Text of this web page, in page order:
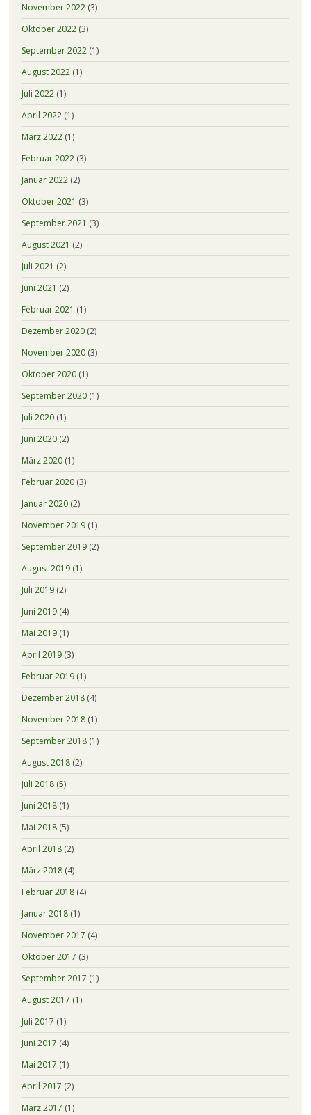
November 2022(3)
Oktober 2022(3)
September 2022(1)
August 2022(1)
Juli 2022(1)
April 2022(1)
März 2022(1)
Februar 2022(3)
Januar 2022(2)
Oktober 2021 (3)
September 2021 (3)
August 2021 (2)
Juli 2021 (2)
Juni 2021 (2)
Februar 2021 (1)
Dezember 2020(2)
November 2020(3)
Oktober 2020(1)
September 2020(1)
Juli 2020(1)
Juni 2020(2)
März 2020(1)
Februar 2020(3)
Januar 2020(2)
November 2019(1)
September 2019(2)
August 2019(1)
Juli 2019(2)
Juni 2019(4)
Mai 2019(1)
April 2019(3)
Februar 2019(1)
Dezember 2018(4)
November 2018(1)
September 2018(1)
August 2018(2)
Juli 2018(5)
Juni 2018(1)
Mai 2018(5)
April 2018(2)
März 2018(4)
Februar 2018(4)
Januar 2018(1)
November 2017 (4)
Oktober 2017 (3)
September 2017 (1)
August 2017 (1)
Juli 2017 (1)
Juni 2017 (4)
Mai 2017 (1)
April 2017 (2)
März 2017 (1)